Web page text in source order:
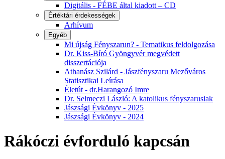
Digitális - FÉBE által kiadott – CD
Értéktári érdekességek
Arhívum
Egyéb
Mi újság Fényszarun? - Tematikus feldolgozása
Dr. Kiss-Bíró Gyöngyvér megvédett
disszertációja
Athanász Szilárd - Jászfényszaru Mezőváros
Statisztikai Leírása
Életút - dr.Harangozó Imre
Dr. Selmeczi László: A katolikus fényszarusiak
Jászsági Évkönyv - 2025
Jászsági Évkönyv - 2024
Rákóczi évforduló kapcsán